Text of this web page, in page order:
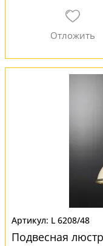
L 6208/48
Подвесная